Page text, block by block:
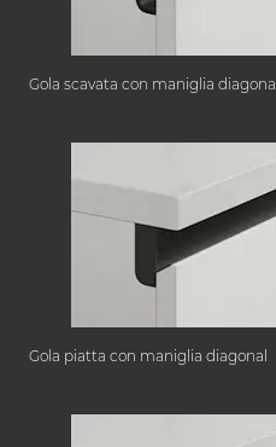
Gola scavata con maniglia diagonal
Gola piatta con maniglia diagonal